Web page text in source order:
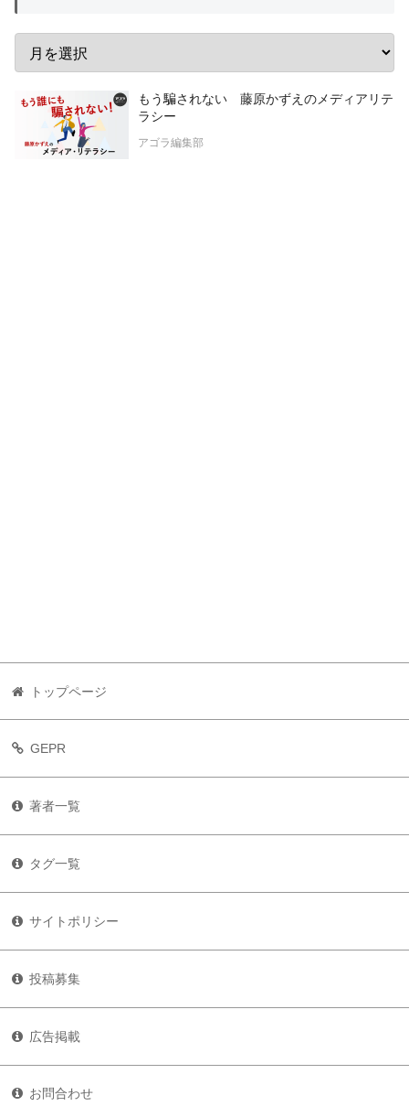
もう騙されない 藤原かずえのメディアリテ
ラシー
アゴラ編集部
トップページ
GEPR
著者一覧
タグ一覧
サイトポリシー
投稿募集
広告掲載
お問合わせ